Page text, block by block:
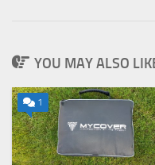
YOU MAY ALSO
1